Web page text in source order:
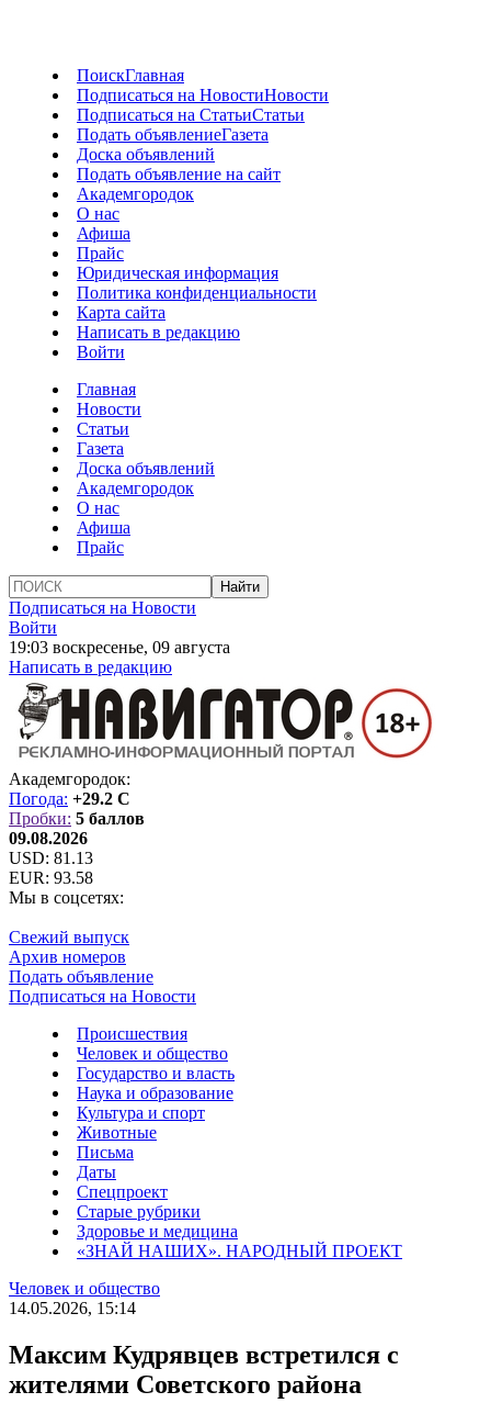
ПоискГлавная
Подписаться на НовостиНовости
Подписаться на СтатьиСтатьи
Подать объявлениеГазета
Доска объявлений
Подать объявление на сайт
Академгородок
О нас
Афиша
Прайс
Юридическая информация
Политика конфиденциальности
Карта сайта
Написать в редакцию
Войти
Главная
Новости
Статьи
Газета
Доска объявлений
Академгородок
О нас
Афиша
Прайс
Подписаться на Новости
Войти
19:03 воскресенье, 09 августа
Написать в редакцию
Академгородок:
Погода: +29.2 C
Пробки: 5 баллов
09.08.2026
USD: 81.13
EUR: 93.58
Мы в соцсетях:
Свежий выпуск
Архив номеров
Подать объявление
Подписаться на Новости
Происшествия
Человек и общество
Государство и власть
Наука и образование
Культура и спорт
Животные
Письма
Даты
Спецпроект
Старые рубрики
Здоровье и медицина
«ЗНАЙ НАШИХ». НАРОДНЫЙ ПРОЕКТ
Человек и общество
14.05.2026, 15:14
Максим Кудрявцев встретился с
жителями Советского района